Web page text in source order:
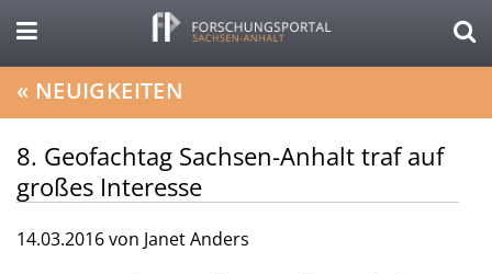
« NEUIGKEITEN
8. Geofachtag Sachsen-Anhalt traf auf
großes Interesse
14.03.2016von Janet Anders